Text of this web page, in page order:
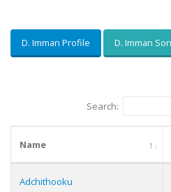
D. Imman Profile D. Imman
Search:
Name
Adchithooku